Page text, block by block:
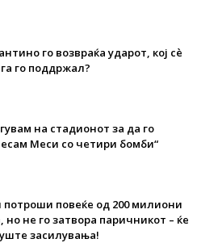
го возвраќа ударот, кој сè
го поддржал?
на стадионот за да го
Меси со четири бомби“
потроши повеќе од 200 милиони
но не го затвора паричникот – ќе
засилувања!